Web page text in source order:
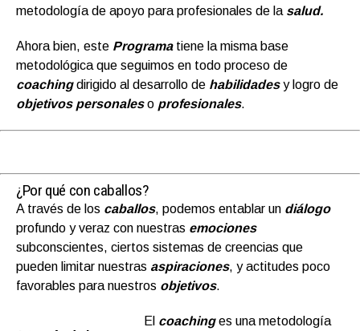
metodología de apoyo para profesionales de la salud.
Ahora bien, este Programa tiene la misma base
metodológica que seguimos en todo proceso de
coaching dirigido al desarrollo de habilidades y logro de
objetivos personaleso profesionales.
¿Por qué con caballos?
A través de los caballos, podemos entablar un diálogo
profundo y veraz con nuestras emociones
subconscientes, ciertos sistemas de creencias que
pueden limitar nuestras aspiraciones, y actitudes poco
favorables para nuestros objetivos.
El coachinges una metodología